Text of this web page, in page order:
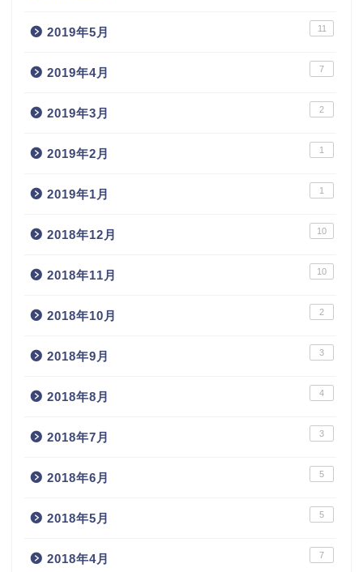
2019年5月 11
2019年4月 7
2019年3月 2
2019年2月 1
2019年1月 1
2018年12月 10
2018年11月 10
2018年10月 2
2018年9月 3
2018年8月 4
2018年7月 3
2018年6月 5
2018年5月 5
2018年4月 7